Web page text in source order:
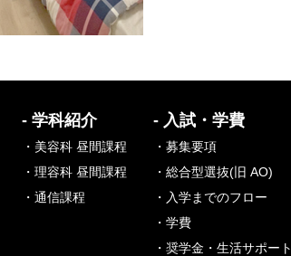
- 学科紹介
・美容科 昼間課程
・理容科 昼間課程
・通信課程
- 入試・学費
・募集要項
・総合型選抜(旧 AO)
・入学までのフロー
・学費
・奨学金・生活サポート